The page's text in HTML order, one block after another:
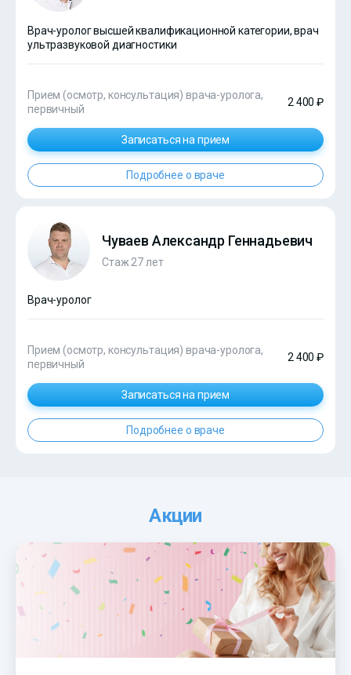
Врач-уролог высшей квалификационной категории, врач
ультразвуковой диагностики
Прием (осмотр, консультация) врача-уролога,
первичный
2 400 ₽
Записаться на прием
Подробнее о враче
Чуваев Александр Геннадьевич
Стаж 27 лет
Врач-уролог
Прием (осмотр, консультация) врача-уролога,
первичный
2 400 ₽
Записаться на прием
Подробнее о враче
Акции